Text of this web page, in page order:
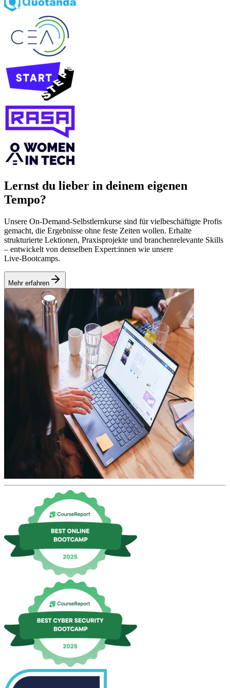
Lernst du lieber in deinem eigenen
Tempo?
Unsere On‑Demand‑Selbstlernkurse sind für vielbeschäftigte Profis
gemacht, die Ergebnisse ohne feste Zeiten wollen. Erhalte
strukturierte Lektionen, Praxisprojekte und branchenrelevante Skills
– entwickelt von denselben Expert:innen wie unsere
Live‑Bootcamps.
Mehr erfahren